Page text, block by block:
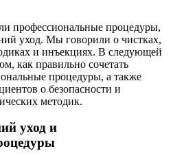
профессиональные процедуры,
уход. Мы говорили о чистках,
и инъекциях. В следующей
как правильно сочетать
процедуры, а также
о безопасности и
методик.
уход и